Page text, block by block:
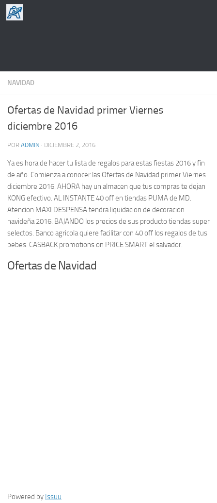
Saltar al contenido
NAVIDAD
Ofertas de Navidad primer Viernes
diciembre 2016
POR ADMIN · DICIEMBRE 2, 2016
Ya es hora de hacer tu lista de regalos para estas fiestas 2016 y fin
de año. Comienza a conocer las Ofertas de Navidad primer Viernes
diciembre 2016. AHORA hay un almacen que tus compras te dejan
KONG efectivo. AL INSTANTE 40 off en tiendas PUMA de MD.
Atencion MAXI DESPENSA tendra liquidacion de decoracion
navideña 2016. BAJANDO los precios de sus producto tiendas super
selectos. Banco agricola quiere facilitar con 40 off los regalos de tus
bebes. CASBACK promotions on PRICE SMART el salvador.
Ofertas de Navidad
Powered by Issuu